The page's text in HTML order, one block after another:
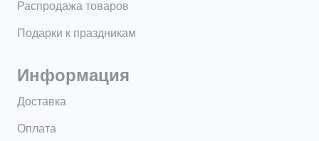
Распродажа товаров
Подарки к праздникам
Информация
Доставка
Оплата